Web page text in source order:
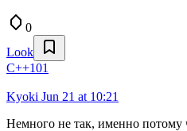
0
Look
C++101
Kyoki Jun 21 at 10:21
Немного не так, именно потому